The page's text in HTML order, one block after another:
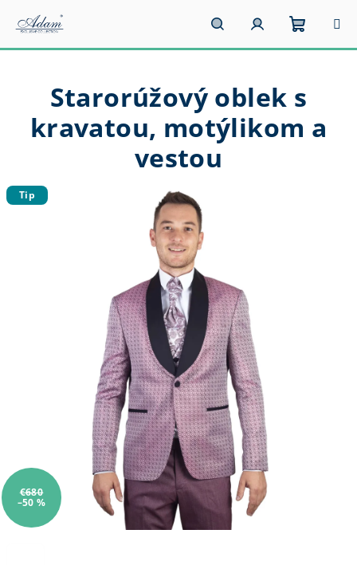
obsah
HľadaťPrihlásenie
košík
Starorúžový oblek s
kravatou, motýlikom a
vestou
Tip
€680
–50 %